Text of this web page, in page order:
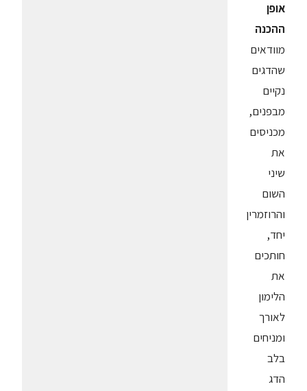
אופן
ההכנה
מוודאים
שהדגים
נקיים
מבפנים,
מכניסים
את
שיני
השום
והרוזמרין
יחד,
חותכים
את
הלימון
לאורך
ומניחים
בלב
הדג